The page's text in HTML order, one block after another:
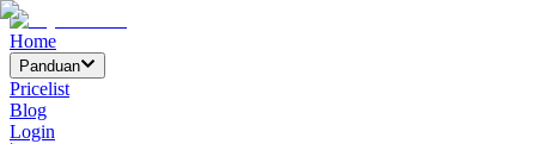
Home
Panduan
Pricelist
Blog
Login